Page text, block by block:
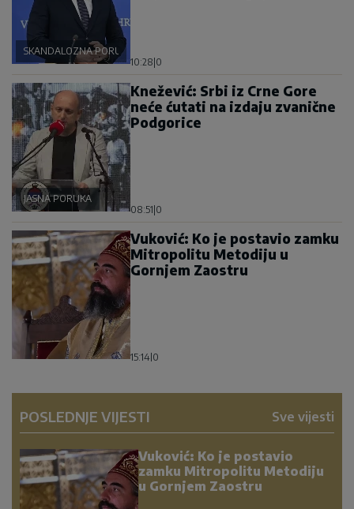
SKANDALOZNA PORUKA
10:28 0
JASNA PORUKA
Knežević: Srbi iz Crne Gore
neće ćutati na izdaju zvanične
Podgorice
08:51 0
Vuković: Ko je postavio zamku
Mitropolitu Metodiju u
Gornjem Zaostru
15:14 0
POSLEDNJE VIJESTI Sve vijesti
Vuković: Ko je postavio
zamku Mitropolitu Metodiju
u Gornjem Zaostru